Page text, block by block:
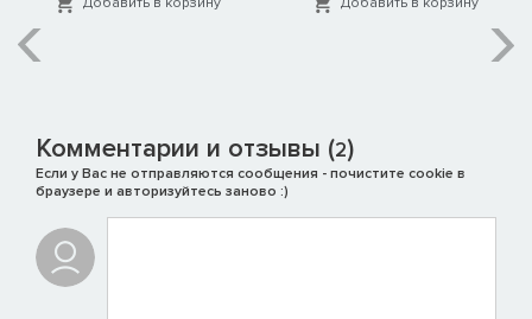
Комментарии и отзывы (2)
Если у Вас не отправляются сообщения - почистите cookie в
браузере и авторизуйтесь заново :)